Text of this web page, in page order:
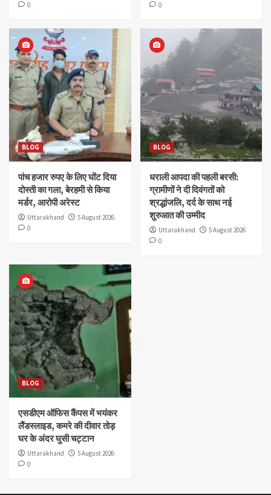
0
0
BLOG
पांच हजार रुपए के लिए घोंट दिया
दोस्ती का गला, बेरहमी से किया
मर्डर, आरोपी अरेस्ट
Uttarakhand
5 August 2026
0
BLOG
धराली आपदा की पहली बरसी:
ग्रामीणों ने दी दिवंगतों को
श्रद्धांजलि, दर्द के साथ नई
शुरुआत की उम्मीद
Uttarakhand
5 August 2026
0
BLOG
एसडीएम ऑफिस कैंपस में भयंकर
लैंडस्लाइड, कमरे की दीवार तोड़
घर के अंदर घुसी चट्टान
Uttarakhand
5 August 2026
0